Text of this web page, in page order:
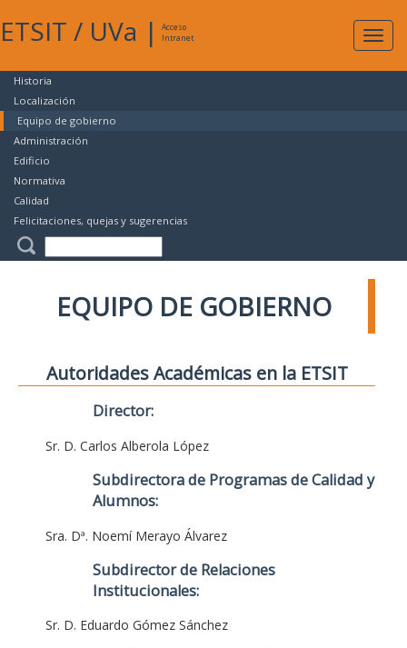
ETSIT / UVa |
Acceso
Intranet
Historia
Localización
Equipo de gobierno
Administración
Edificio
Normativa
Calidad
Felicitaciones, quejas y sugerencias
EQUIPO DE GOBIERNO
Autoridades Académicas en la ETSIT
Director:
Sr. D. Carlos Alberola López
Subdirectora de Programas de Calidad y
Alumnos:
Sra. Dª. Noemí Merayo Álvarez
Subdirector de Relaciones
Institucionales:
Sr. D. Eduardo Gómez Sánchez